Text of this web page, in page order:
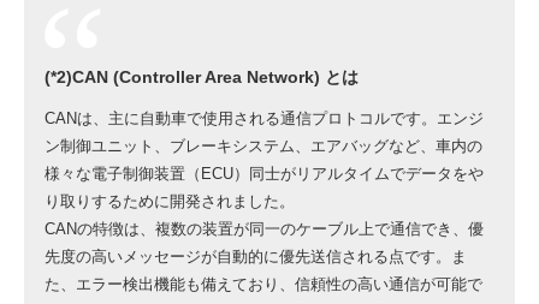
(*2)CAN (Controller Area Network) とは
CANは、主に自動車で使用される通信プロトコルです。エンジ
ン制御ユニット、ブレーキシステム、エアバッグなど、車内の
様々な電子制御装置（ECU）同士がリアルタイムでデータをや
り取りするために開発されました。
CANの特徴は、複数の装置が同一のケーブル上で通信でき、優
先度の高いメッセージが自動的に優先送信される点です。ま
た、エラー検出機能も備えており、信頼性の高い通信が可能で